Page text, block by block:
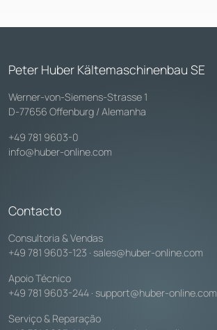
Peter Huber Kältemaschinenbau SE
Werner-von-Siemens-Strasse 1
D-77656 Offenburg / Alemanha
+49 781 9603-0
info@huber-online.com
Contacto
Consultoria & Vendas
+49 781 9603-123 · sales@huber-online.com
Apoio Técnico
+49 781 9603-244 · support@huber-online.com
Serviço & Reparação